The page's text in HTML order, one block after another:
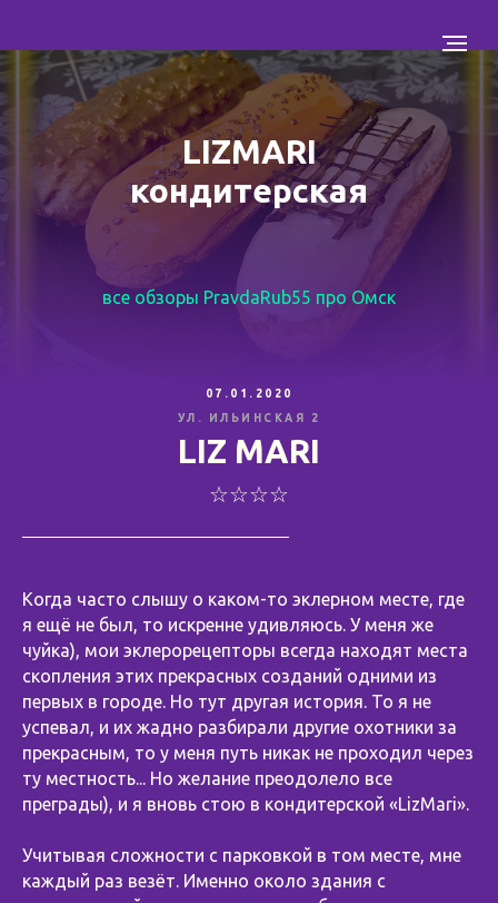
LIZMARI
кондитерская
все обзоры PravdaRub55 про Омск
07.01.2020
УЛ. ИЛЬИНСКАЯ 2
LIZ MARI
☆☆☆☆
Когда часто слышу о каком-то эклерном месте, где
я ещё не был, то искренне удивляюсь. У меня же
чуйка), мои эклерорецепторы всегда находят места
скопления этих прекрасных созданий одними из
первых в городе. Но тут другая история. То я не
успевал, и их жадно разбирали другие охотники за
прекрасным, то у меня путь никак не проходил через
ту местность... Но желание преодолело все
преграды), и я вновь стою в кондитерской «LizMari».
Учитывая сложности с парковкой в том месте, мне
каждый раз везёт. Именно около здания с